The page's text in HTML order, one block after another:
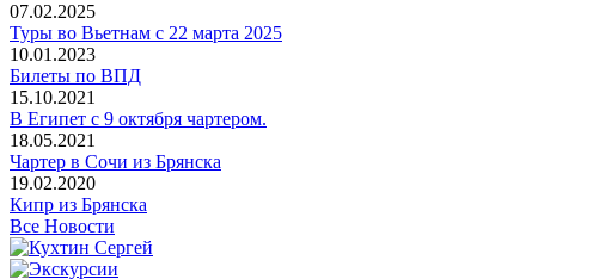
07.02.2025
Туры во Вьетнам с 22 марта 2025
10.01.2023
Билеты по ВПД
15.10.2021
В Египет с 9 октября чартером.
18.05.2021
Чартер в Сочи из Брянска
19.02.2020
Кипр из Брянска
Все Новости